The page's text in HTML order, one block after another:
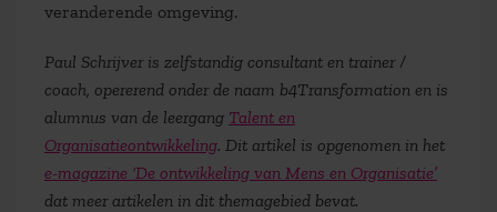
veranderende omgeving.
Paul Schrijver is zelfstandig consultant en trainer /
coach, opererend onder de naam b4Transformation en is
alumnus van de leergang Talent en
Organisatieontwikkeling. Dit artikel is opgenomen in het
e-magazine ‘De ontwikkeling van Mens en Organisatie’
dat meer artikelen in dit themagebied bevat.